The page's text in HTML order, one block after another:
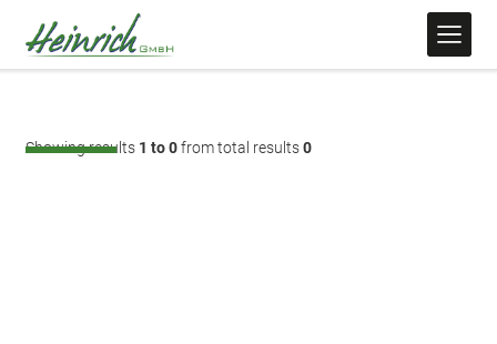
Showing results 1 to 0from total results0